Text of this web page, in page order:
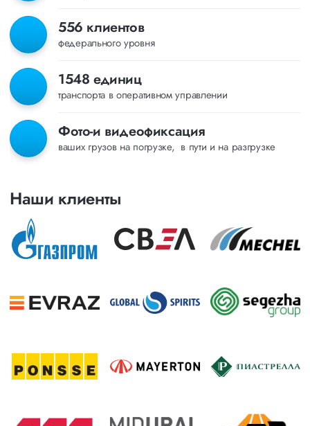
556 клиентов
федерального уровня
1548 единиц
транспорта в оперативном управлении
Фото-и видеофиксация
ваших грузов на погрузке, в пути и на разгрузке
Наши клиенты